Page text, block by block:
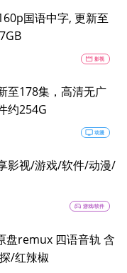
国语中字, 更新至
movie 影视
至178集，高清无广
约254G
tv 动漫
影视/游戏/软件/动漫/
sports_esports 游戏/软件
盘remux 四语音轨 含
/红辣椒